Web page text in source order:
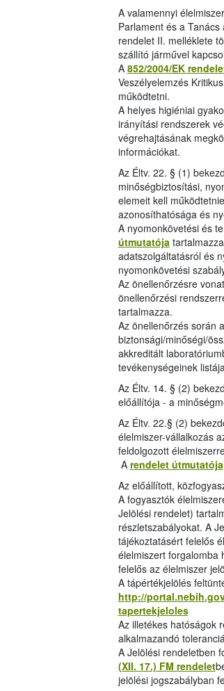
A valamennyi
Parlament és a
rendelet II. melléklete
szállító járművel
A 852/2004/EK
Veszélyelemzés
működtetni.
A helyes higiéniai
irányítási rendszerek
végrehajtásának
információkat.
Az Éltv. 22. § (1)
minőségbiztosítási,
elemeit kell
azonosíthatósága és
A nyomonkövetési és
útmutatója
adatszolgáltatásról és
nyomonkövetési
Az önellenőrzésre
önellenőrzési
tartalmazza.
Az önellenőrzés során
biztonsági/minőségi/
akkreditált
tevékenységeinek
Az Éltv. 14. § (2)
előállítója - a
Az Éltv. 22.§ (2)
élelmiszer-vállalkozás
feldolgozott
A rendelet útmutatója
Az előállított,
A fogyasztók
Jelölési rendelet)
részletszabályokat. A
tájékoztatásért felelős
élelmiszert forgalomba
felelős az élelmiszer
A tápértékjelölés
http://
tapertekjeloles
Az illetékes hatóságok
alkalmazandó
A Jelölési rendeletben
(XII. 17.) FM rendelet
jelölési jogszabályban